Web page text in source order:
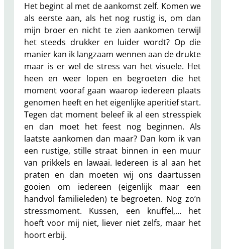
Het begint al met de aankomst zelf. Komen we
als eerste aan, als het nog rustig is, om dan
mijn broer en nicht te zien aankomen terwijl
het steeds drukker en luider wordt? Op die
manier kan ik langzaam wennen aan de drukte
maar is er wel de stress van het visuele. Het
heen en weer lopen en begroeten die het
moment vooraf gaan waarop iedereen plaats
genomen heeft en het eigenlijke aperitief start.
Tegen dat moment beleef ik al een stresspiek
en dan moet het feest nog beginnen. Als
laatste aankomen dan maar? Dan kom ik van
een rustige, stille straat binnen in een muur
van prikkels en lawaai. Iedereen is al aan het
praten en dan moeten wij ons daartussen
gooien om iedereen (eigenlijk maar een
handvol familieleden) te begroeten. Nog zo’n
stressmoment. Kussen, een knuffel,… het
hoeft voor mij niet, liever niet zelfs, maar het
hoort erbij.